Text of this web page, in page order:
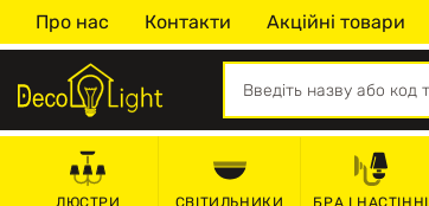
Про нас Контакти Акційні товари
ЛЮСТРИ СВІТИЛЬНИКИ БРА І НАСТІННІ